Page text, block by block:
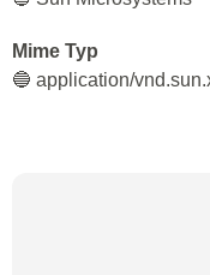
Mime Typ
🔵 application/